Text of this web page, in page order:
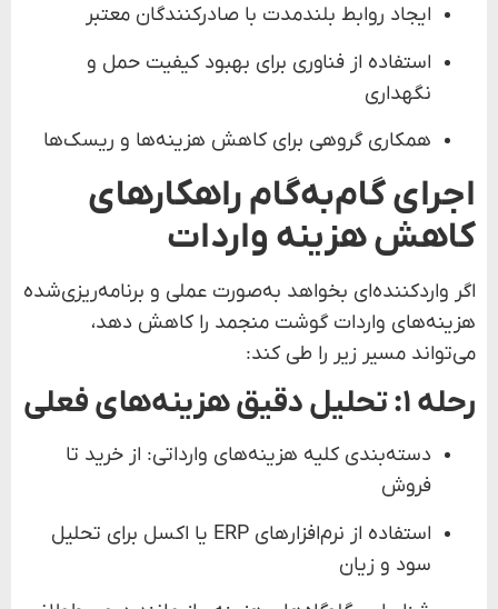
ایجاد روابط بلندمدت با صادرکنندگان معتبر
استفاده از فناوری برای بهبود کیفیت حمل و
نگهداری
همکاری گروهی برای کاهش هزینه‌ها و ریسک‌ها
اجرای گام‌به‌گام راهکارهای
کاهش هزینه واردات
اگر واردکننده‌ای بخواهد به‌صورت عملی و برنامه‌ریزی‌شده
هزینه‌های واردات گوشت منجمد را کاهش دهد،
می‌تواند مسیر زیر را طی کند:
رحله ۱: تحلیل دقیق هزینه‌های فعلی
دسته‌بندی کلیه هزینه‌های وارداتی: از خرید تا
فروش
استفاده از نرم‌افزارهای ERP یا اکسل برای تحلیل
سود و زیان